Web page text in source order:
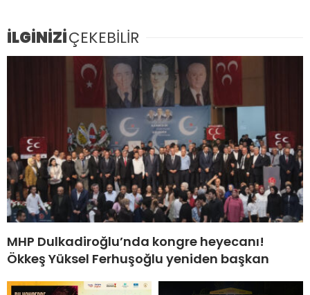
İLGİNİZİÇEKEBİLİR
MHP Dulkadiroğlu’nda kongre heyecanı!
Ökkeş Yüksel Ferhuşoğlu yeniden başkan